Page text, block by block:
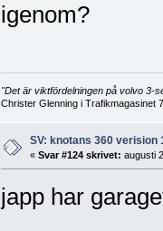
igenom?
"Det är viktfördelningen på volvo 3-
Christer Glenning i Trafikmagasinet
SV: knotans 360 verision
« Svar #124 skrivet: augusti
japp har